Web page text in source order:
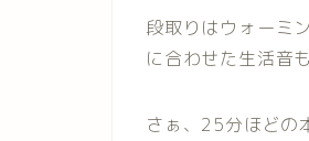
段取りはウォーミ
に合わせた生活音
さぁ、25分ほどの